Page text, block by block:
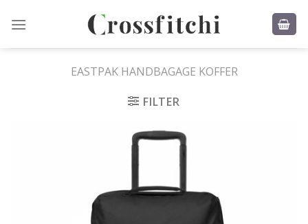
EASTPAK HANDBAGAGE KOFFER
FILTER